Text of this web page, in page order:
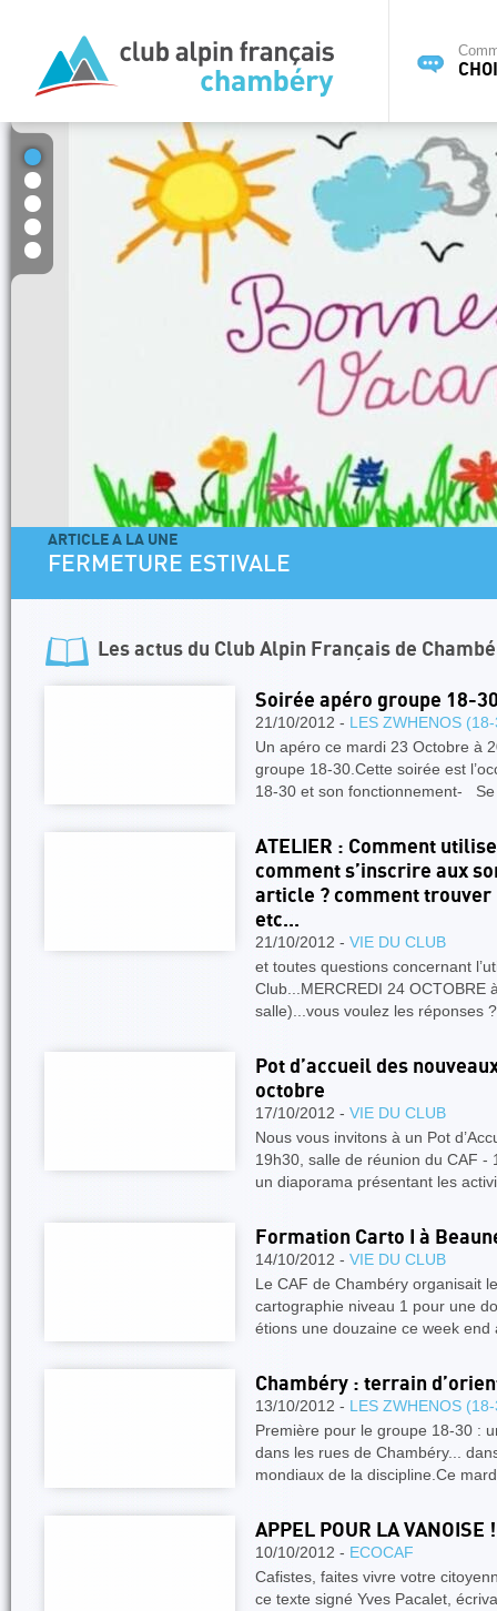
ARTICLE A LA UNE
FERMETURE ESTIVALE
Les actus du Club Alpin Français de
Soirée apéro groupe 18-
21/10/2012 - LES ZWHENOS
Un apéro ce mardi 23 Octobre à
groupe 18-30.Cette soirée est
18-30 et son fonctionnement-
ATELIER : Comment
comment s’inscrire aux
article ? comment trouver
etc...
21/10/2012 - VIE DU CLUB
et toutes questions concernant
Club...MERCREDI 24 OCTOBRE
salle)...vous voulez les réponses
Pot d’accueil des
octobre
17/10/2012 - VIE DU CLUB
Nous vous invitons à un Pot
19h30, salle de réunion du CAF -
un diaporama présentant les
Formation Carto I à
14/10/2012 - VIE DU CLUB
Le CAF de Chambéry organisait
cartographie niveau 1 pour une
étions une douzaine ce week
Chambéry : terrain
13/10/2012 - LES ZWHENOS
Première pour le groupe 18-30 :
dans les rues de Chambéry...
mondiaux de la discipline.Ce
APPEL POUR LA VANOISE !
10/10/2012 - ECOCAF
Cafistes, faites vivre votre
ce texte signé Yves Pacalet,